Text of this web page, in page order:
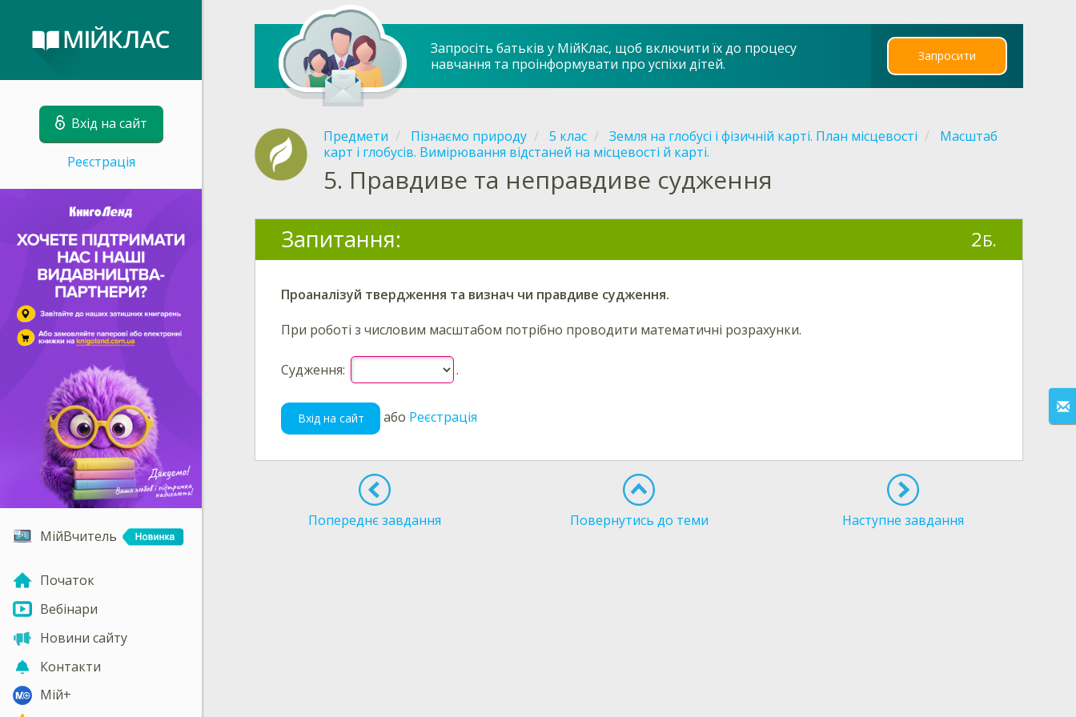
Вхід на сайт
Реєстрація
МійВчитель
Початок
Вебінари
Новини сайту
Контакти
Мій+
Запросіть батьків у МійКлас, щоб включити їх до процесу
навчання та проінформувати про успіхи дітей.
Запросити
Предмети Пізнаємо природу 5 клас Земля на глобусі і фізичній карті. План місцевості
Масштаб
карт і глобусів. Вимірювання відстаней на місцевості й карті.
5. Правдиве та неправдиве судження
Запитання: 2Б.
Проаналізуй твердження та визнач чи правдиве судження.
При роботі з числовим масштабом потрібно проводити математичні розрахунки.
Судження: .
Вхід на сайт або Реєстрація
Попереднє завдання Повернутись до теми Наступне завдання